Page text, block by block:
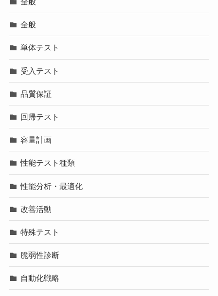
全般
単体テスト
受入テスト
品質保証
回帰テスト
容量計画
性能テスト種類
性能分析・最適化
改善活動
特殊テスト
脆弱性診断
自動化戦略